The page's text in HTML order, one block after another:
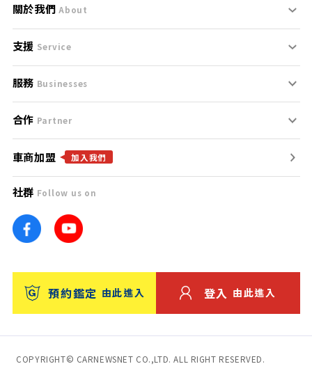
關於我們 About
刊登規範
服務條款
免責聲明
隱私權政策
團隊
車訊網
台灣優良中古車商大獎
支援 Service
支援中心
聯絡我們
服務 Businesses
什麼是Goo鑑定？
找好車
找好店
找海外車
消費者評價
保固
合作 Partner
合作夥伴
廣告合作
車商加盟 加入我們
社群 Follow us on
預約鑑定 由此進入 登入 由此進入
COPYRIGHT© CARNEWSNET CO.,LTD. ALL RIGHT RESERVED.